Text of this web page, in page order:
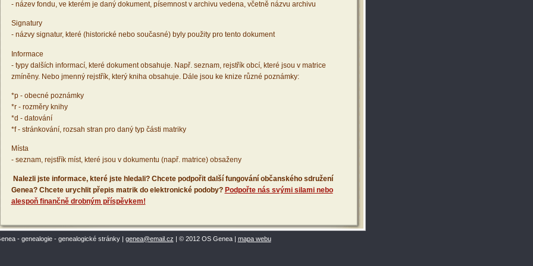
- název fondu, ve kterém je daný dokument, písemnost v archivu vedena, včetně názvu archivu
Signatury
- názvy signatur, které (historické nebo současné) byly použity pro tento dokument
Informace
- typy dalších informací, které dokument obsahuje. Např. seznam, rejstřík obcí, které jsou v matrice
zmíněny. Nebo jmenný rejstřík, který kniha obsahuje. Dále jsou ke knize různé poznámky:
*p - obecné poznámky
*r - rozměry knihy
*d - datování
*f - stránkování, rozsah stran pro daný typ části matriky
Místa
- seznam, rejstřík míst, které jsou v dokumentu (např. matrice) obsaženy
Nalezli jste informace, které jste hledali? Chcete podpořit další fungování občanského sdružení
Genea? Chcete urychlit přepis matrik do elektronické podoby? Podpořte nás svými silami nebo
alespoň finančně drobným příspěvkem!
- genealogie - genealogické stránky | genea@email.cz | © 2012 OS Genea | mapa webu